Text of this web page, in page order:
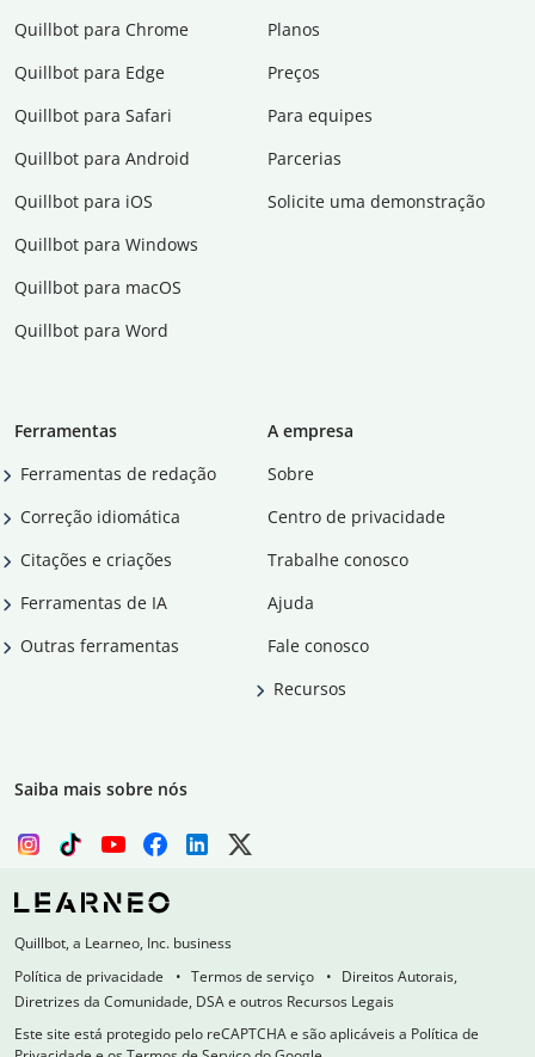
Quillbot para Chrome
Quillbot para Edge
Quillbot para Safari
Quillbot para Android
Quillbot para iOS
Quillbot para Windows
Quillbot para macOS
Quillbot para Word
Planos
Preços
Para equipes
Parcerias
Solicite uma demonstração
Ferramentas
Ferramentas de redação
Correção idiomática
Citações e criações
Ferramentas de IA
Outras ferramentas
A empresa
Sobre
Centro de privacidade
Trabalhe conosco
Ajuda
Fale conosco
Recursos
Saiba mais sobre nós
Quillbot, a Learneo, Inc. business
Política de privacidade
Termos de serviço
Direitos Autorais,
Diretrizes da Comunidade, DSA e outros Recursos Legais
Este site está protegido pelo reCAPTCHA e são aplicáveis a Política de